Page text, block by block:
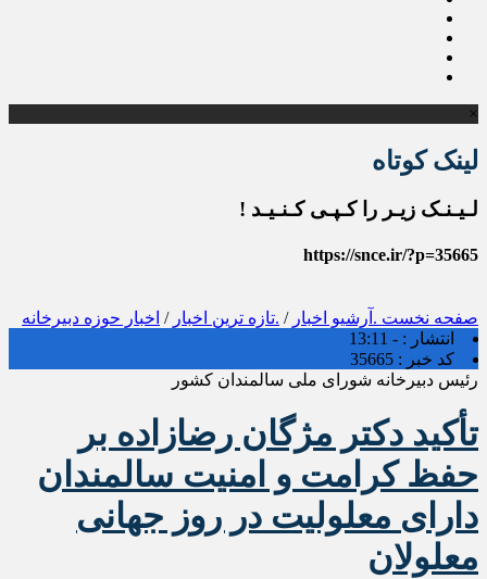
×
لینک کوتاه
لـیـنـک زیـر را کـپـی کـنـیـد !
https://snce.ir/?p=35665
صفحه نخست .آرشیو اخبار / .تازه ترین اخبار / اخبار حوزه دبیرخانه
انتشار : - 13:11
کد خبر : 35665
رئیس دبیرخانه شورای ملی سالمندان کشور
تأکید دکتر مژگان رضازاده بر
حفظ کرامت و امنیت سالمندان
دارای معلولیت در روز جهانی
معلولان